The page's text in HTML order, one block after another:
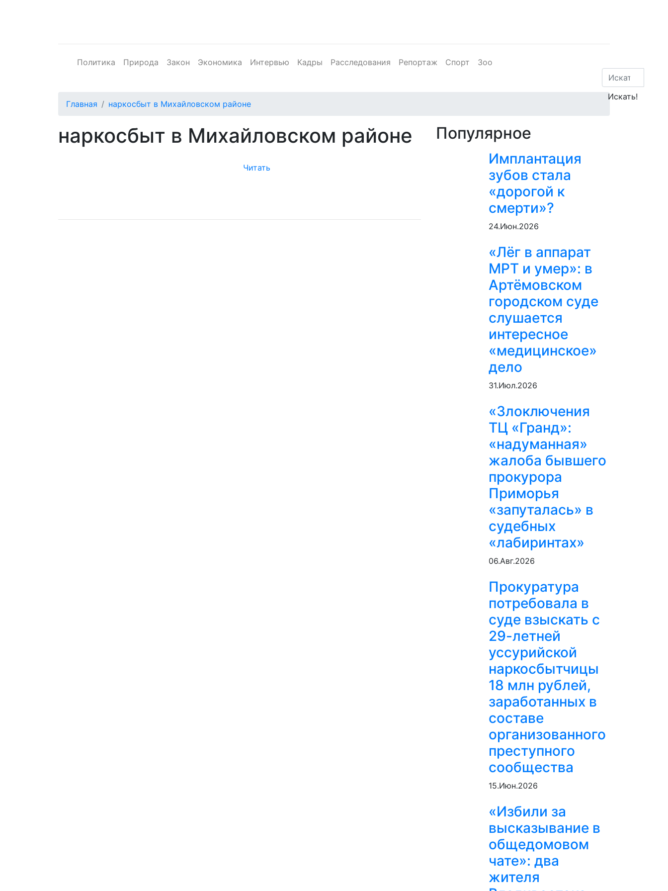
Политика Природа Закон Экономика Интервью Кадры Расследования Репортаж Спорт Зоо
Главная наркосбыт в Михайловском районе
наркосбыт в Михайловском районе
Читать
Популярное
Имплантация
зубов стала
«дорогой к
смерти»?
24.Июн.2026
«Лёг в аппарат
МРТ и умер»: в
Артёмовском
городском суде
слушается
интересное
«медицинское»
дело
31.Июл.2026
«Злоключения
ТЦ «Гранд»:
«надуманная»
жалоба бывшего
прокурора
Приморья
«запуталась» в
судебных
«лабиринтах»
06.Авг.2026
Прокуратура
потребовала в
суде взыскать с
29-летней
уссурийской
наркосбытчицы
18 млн рублей,
заработанных в
составе
организованного
преступного
сообщества
15.Июн.2026
«Избили за
высказывание в
общедомовом
чате»: два
жителя